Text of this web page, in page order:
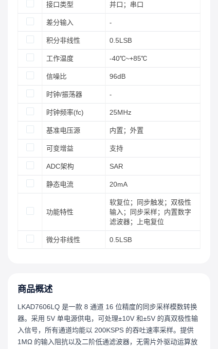
接口类型 并口；串口
差分输入 -
积分非线性 0.5LSB
工作温度 -40℃~+85℃
信噪比 96dB
时钟/振荡器 -
时钟频率(fc) 25MHz
基准电压源 内置；外置
可变增益 支持
ADC架构 SAR
静态电流 20mA
功能特性
软复位；同步触发；双极性
输入；同步采样；内置数字
滤波器；上电复位
微分非线性 0.5LSB
商品概述
LKAD7606LQ 是一款 8 通道 16 位精度的同步采样模数转换
器。采用 5V 单电源供电，可处理±10V 和±5V 的真双极性输
入信号，所有通道均能以 200KSPS 的吞吐速率采样。提供
1MΩ 的输入阻抗以及二阶低通滤波器，无需片外驱动运算放